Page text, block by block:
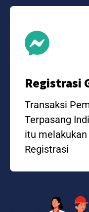
Registrasi
Transaksi
Terpasang
itu
Registrasi